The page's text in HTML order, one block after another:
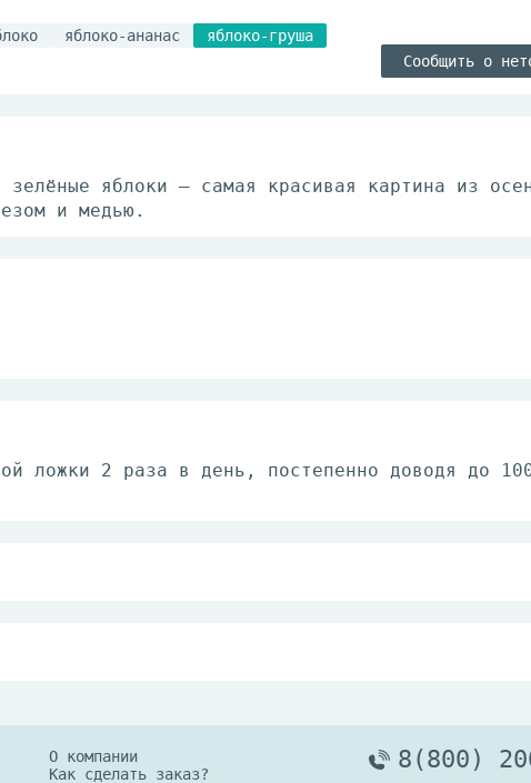
яблоко-ананас
яблоко-груша
Сообщить о
яблоки — самая красивая картина из
и медью.
ложки 2 раза в день, постепенно доводя до
О компании
Как сделать заказ?
8(800)